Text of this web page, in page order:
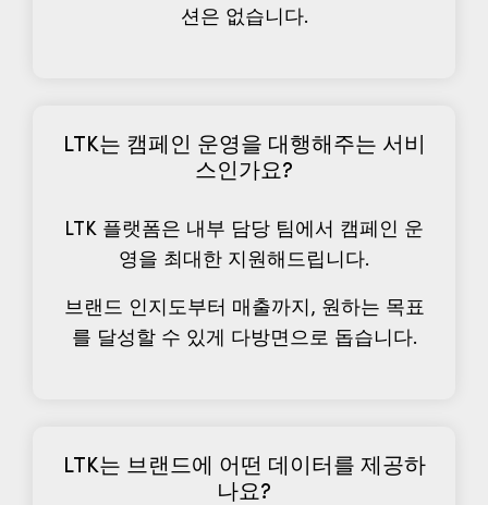
션은 없습니다.
LTK는 캠페인 운영을 대행해주는 서비
스인가요?
LTK 플랫폼은 내부 담당 팀에서 캠페인 운
영을 최대한 지원해드립니다.
브랜드 인지도부터 매출까지, 원하는 목표
를 달성할 수 있게 다방면으로 돕습니다.
LTK는 브랜드에 어떤 데이터를 제공하
나요?